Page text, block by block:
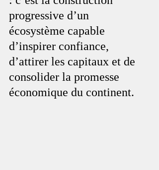
progressive d’un
écosystème capable
d’inspirer confiance,
d’attirer les capitaux et de
consolider la promesse
économique du continent.